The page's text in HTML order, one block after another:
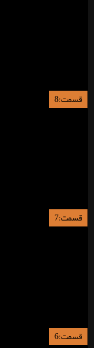
قسمت:8
قسمت:7
قسمت:6